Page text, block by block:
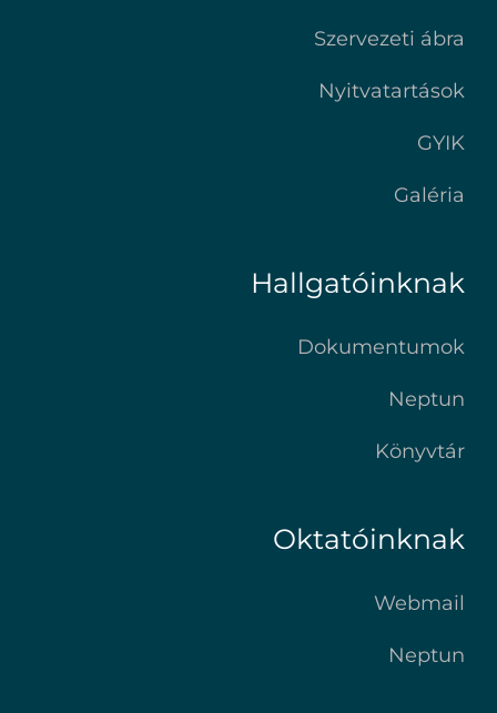
Szervezeti ábra
Nyitvatartások
GYIK
Galéria
Hallgatóinknak
Dokumentumok
Neptun
Könyvtár
Oktatóinknak
Webmail
Neptun